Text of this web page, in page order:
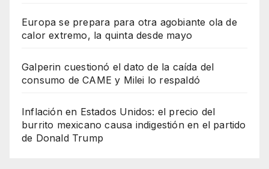
Europa se prepara para otra agobiante ola de
calor extremo, la quinta desde mayo
Galperin cuestionó el dato de la caída del
consumo de CAME y Milei lo respaldó
Inflación en Estados Unidos: el precio del
burrito mexicano causa indigestión en el partido
de Donald Trump